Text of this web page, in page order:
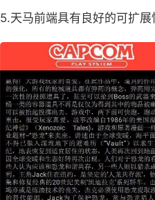
5.天马前端具有良好的可扩展